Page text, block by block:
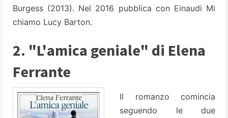
Burgess (2013). Nel 2016 pubblica con Einaudi Mi
chiamo Lucy Barton.
2. "L'amica geniale" di Elena
Ferrante
Il romanzo comincia
seguendo le due